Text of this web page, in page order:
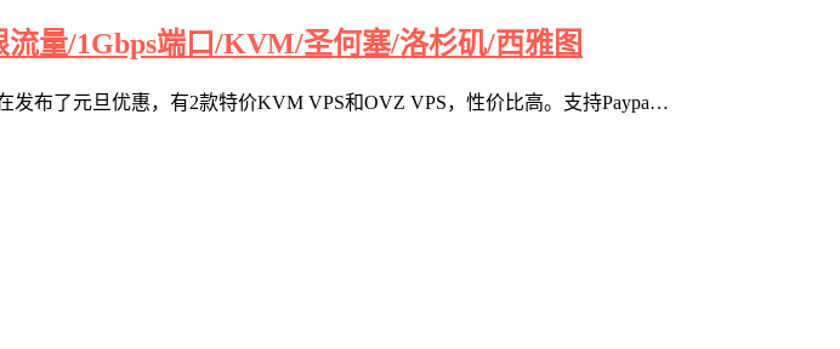
流量/1Gbps端口/KVM/圣何塞/洛杉矶/西雅图
发布了元旦优惠，有2款特价KVM VPS和OVZ VPS，性价比高。支持Paypa…